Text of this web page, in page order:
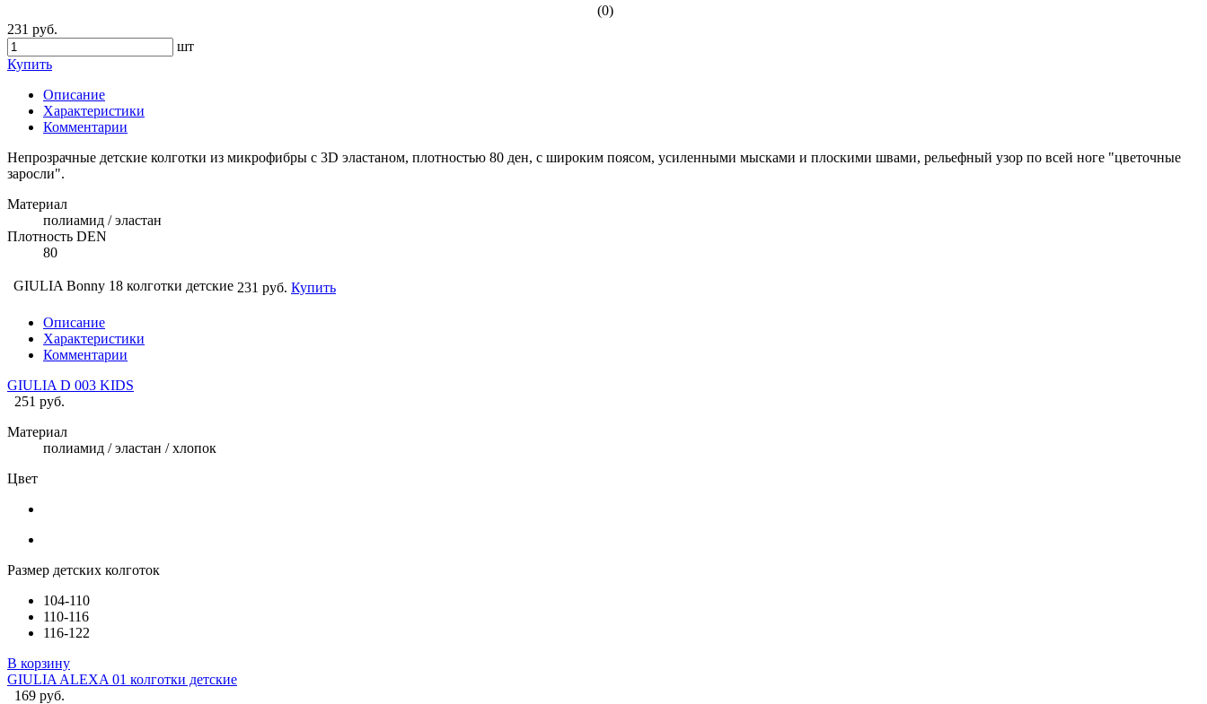
(0)
231 руб.
шт
Купить
Описание
Характеристики
Комментарии
Непрозрачные детские колготки из микрофибры с 3D эластаном, плотностью 80 ден, с широким поясом, усиленными мысками и плоскими швами, рельефный узор по всей ноге "цветочные
заросли".
Материал
полиамид / эластан
Плотность DEN
80
GIULIA Bonny 18 колготки детские 231 руб. Купить
Описание
Характеристики
Комментарии
GIULIA D 003 KIDS
251 руб.
Материал
полиамид / эластан / хлопок
Цвет
Размер детских колготок
104-110
110-116
116-122
В корзину
GIULIA ALEXA 01 колготки детские
169 руб.